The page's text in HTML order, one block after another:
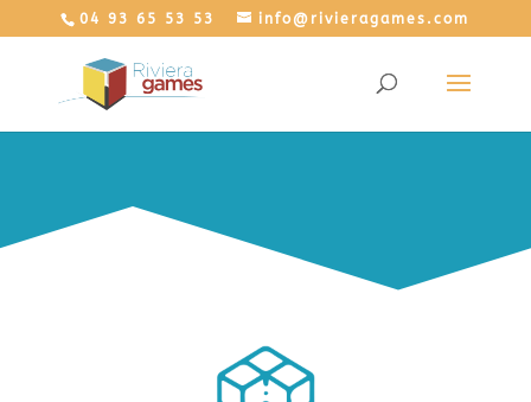
04 93 65 53 53 info@rivieragames.com